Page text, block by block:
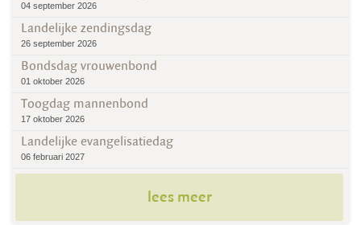
04 september 2026
Landelijke zendingsdag
26 september 2026
Bondsdag vrouwenbond
01 oktober 2026
Toogdag mannenbond
17 oktober 2026
Landelijke evangelisatiedag
06 februari 2027
lees meer